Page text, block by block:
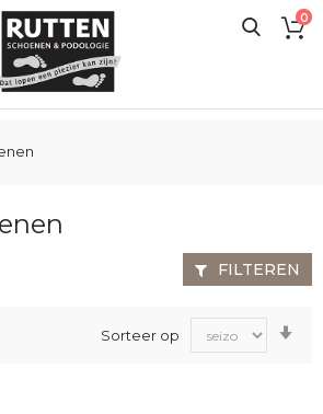
0
Sorteer op
FILTEREN